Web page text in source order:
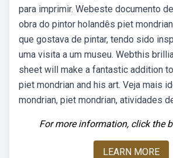
para imprimir. Webeste documento
obra do pintor holandês piet
que gostava de pintar, tendo sido
uma visita a um museu. Webthis
sheet will make a fantastic addition
piet mondrian and his art. Veja mais
mondrian, piet mondrian, atividades
For more information, click the
LEARN MORE